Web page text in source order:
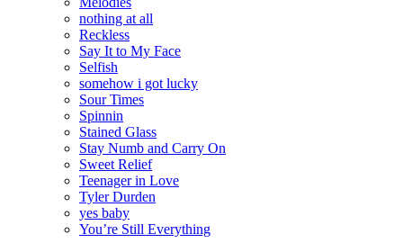
nothing at all
Reckless
Say It to My Face
Selfish
somehow i got lucky
Sour Times
Spinnin
Stained Glass
Stay Numb and Carry On
Sweet Relief
Teenager in Love
Tyler Durden
yes baby
You’re Still Everything